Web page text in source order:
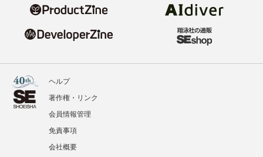
ヘルプ
著作権・リンク
会員情報管理
免責事項
会社概要